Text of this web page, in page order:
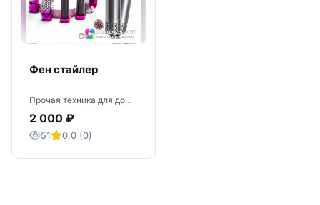
Фен стайлер
Прочая техника для дома · Пермь
2 000 ₽
51 0,0 (0)